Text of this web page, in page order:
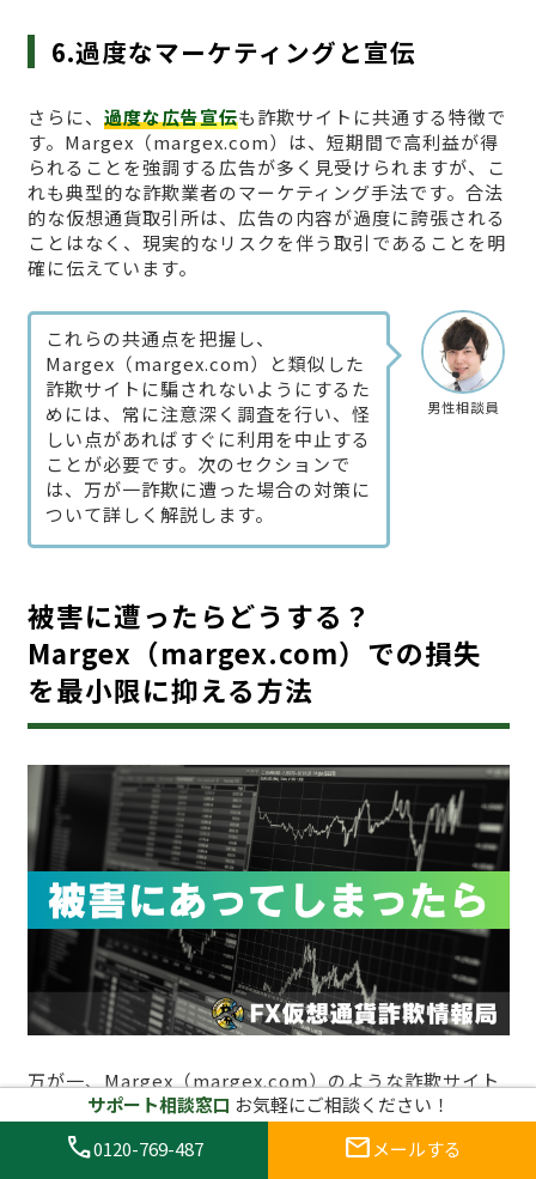
6.過度なマーケティングと宣伝
さらに、 過度な広告宣伝も詐欺サイトに共通する特徴で
す。Margex（margex.com）は、短期間で高利益が得
られることを強調する広告が多く見受けられますが、こ
れも典型的な詐欺業者のマーケティング手法です。合法
的な仮想通貨取引所は、広告の内容が過度に誇張される
ことはなく、現実的なリスクを伴う取引であることを明
確に伝えています。
男性相談員
これらの共通点を把握し、
Margex（margex.com）と類似した
詐欺サイトに騙されないようにするた
めには、常に注意深く調査を行い、怪
しい点があればすぐに利用を中止する
ことが必要です。次のセクションで
は、万が一詐欺に遭った場合の対策に
ついて詳しく解説します。
被害に遭ったらどうする？
Margex（margex.com）での損失
を最小限に抑える方法
万が一、Margex（margex.com）のような詐欺サイト
で被害に遭った場合、冷静に対処することが重要です。
詐欺サイトにおけるトラブルは精神的にも金銭的にも大
きな打撃を与える可能性がありますが、適切な対応を取
サポート相談窓口 お気軽にご相談ください！
call0120-769-487 mail メールする